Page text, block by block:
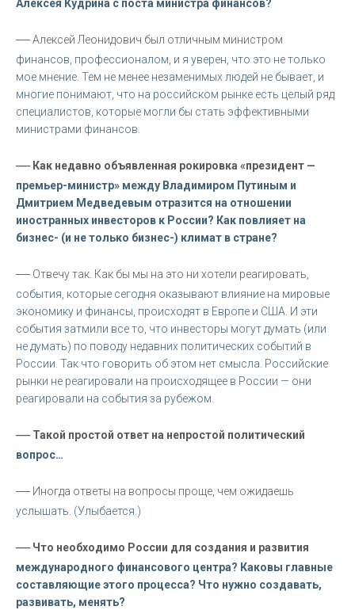
Алексея Кудрина с поста министра финансов?
—Алексей Леонидович был отличным министром
финансов, профессионалом, и я уверен, что это не только
мое мнение. Тем не менее незаменимых людей не бывает, и
многие понимают, что на российском рынке есть целый ряд
специалистов, которые могли бы стать эффективными
министрами финансов.
— Как недавно объявленная рокировка «президент —
премьер-министр» между Владимиром Путиным и
Дмитрием Медведевым отразится на отношении
иностранных инвесторов к России? Как повлияет на
бизнес- (и не только бизнес-) климат в стране?
— Отвечу так. Как бы мы на это ни хотели реагировать,
события, которые сегодня оказывают влияние на мировые
экономику и финансы, происходят в Европе и США. И эти
события затмили все то, что инвесторы могут думать (или
не думать) по поводу недавних политических событий в
России. Так что говорить об этом нет смысла. Российские
рынки не реагировали на происходящее в России — они
реагировали на события за рубежом.
— Такой простой ответ на непростой политический
вопрос…
— Иногда ответы на вопросы проще, чем ожидаешь
услышать. (Улыбается.)
— Что необходимо России для создания и развития
международного финансового центра? Каковы главные
составляющие этого процесса? Что нужно создавать,
развивать, менять?